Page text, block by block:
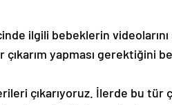
ilgili bebeklerin
yapması gerektiğini
çıkarıyoruz. İlerde bu tür